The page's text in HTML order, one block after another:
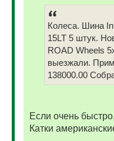
Колеса. Шина
15LT 5 штук.
ROAD Wheels
выезжали.
138000.00
Если очень
Катки